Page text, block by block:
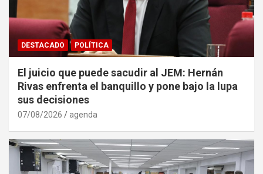
DESTACADO POLÍTICA
El juicio que puede sacudir al JEM: Hernán
Rivas enfrenta el banquillo y pone bajo la lupa
sus decisiones
07/08/2026 agenda